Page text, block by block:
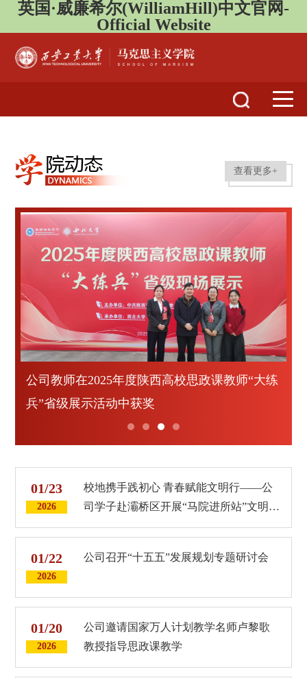
英国·威廉希尔(WilliamHill)中文官网-
Official Website
查看更多+
william威廉英国官网入选陕西省重点william威
廉英国官网
01/23
2026
校地携手践初心 青春赋能文明行——公
司学子赴灞桥区开展“马院进所站”文明实
践活动
01/22
2026
公司召开“十五五”发展规划专题研讨会
01/20
2026
公司邀请国家万人计划教学名师卢黎歌
教授指导思政课教学